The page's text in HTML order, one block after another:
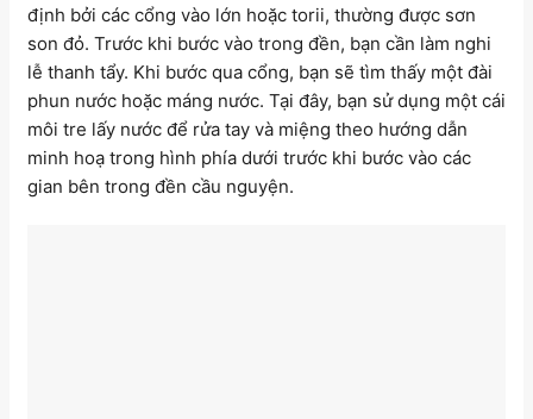
định bởi các cổng vào lớn hoặc torii, thường được sơn
son đỏ. Trước khi bước vào trong đền, bạn cần làm nghi
lễ thanh tẩy. Khi bước qua cổng, bạn sẽ tìm thấy một đài
phun nước hoặc máng nước. Tại đây, bạn sử dụng một cái
môi tre lấy nước để rửa tay và miệng theo hướng dẫn
minh hoạ trong hình phía dưới trước khi bước vào các
gian bên trong đền cầu nguyện.